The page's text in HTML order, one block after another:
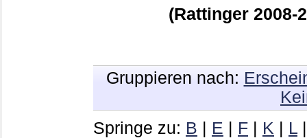
(Rattinger 2008-
Gruppieren nach:
Springe zu: B | E | F | K | L